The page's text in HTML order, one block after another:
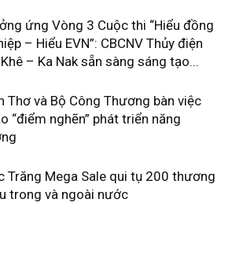
ứng Vòng 3 Cuộc thi “Hiểu đồng
– Hiểu EVN”: CBCNV Thủy điện
– Ka Nak sẵn sàng sáng tạo...
Thơ và Bộ Công Thương bàn việc
“điểm nghẽn” phát triển năng
Trăng Mega Sale qui tụ 200 thương
trong và ngoài nước